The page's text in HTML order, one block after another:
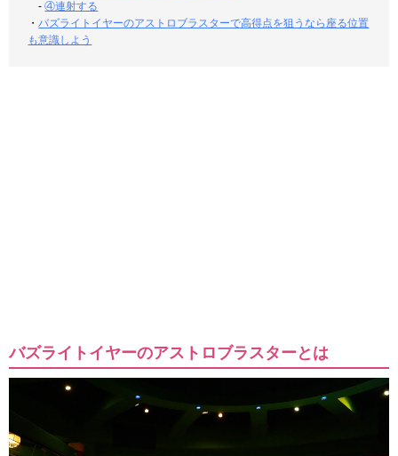
-④連射する
・ バズライトイヤーのアストロブラスターで高得点を狙うなら座る位置
も意識しよう
バズライトイヤーのアストロブラスターとは